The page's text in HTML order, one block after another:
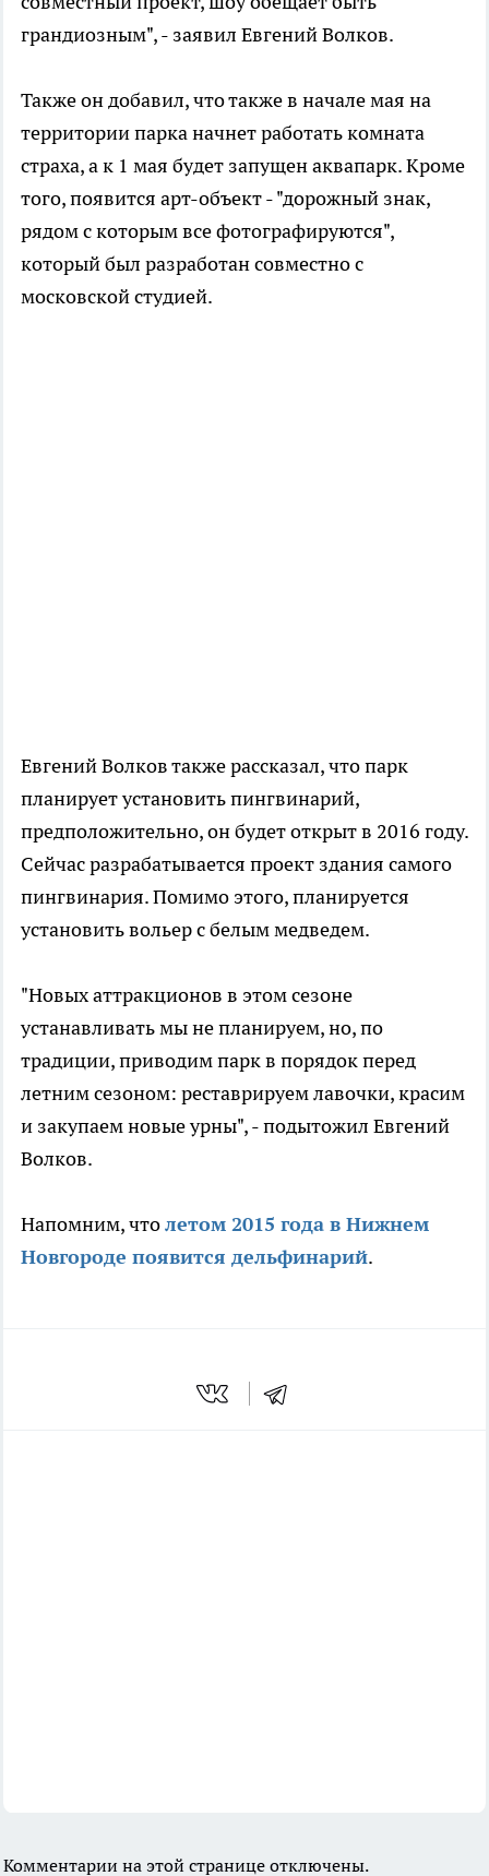
грандиозным", - заявил Евгений Волков.
Также он добавил, что также в начале мая на
территории парка начнет работать комната
страха, а к 1 мая будет запущен аквапарк. Кроме
того, появится арт-объект - "дорожный знак,
рядом с которым все фотографируются",
который был разработан совместно с
московской студией.
Евгений Волков также рассказал, что парк
планирует установить пингвинарий,
предположительно, он будет открыт в 2016 году.
Сейчас разрабатывается проект здания самого
пингвинария. Помимо этого, планируется
установить вольер с белым медведем.
"Новых аттракционов в этом сезоне
устанавливать мы не планируем, но, по
традиции, приводим парк в порядок перед
летним сезоном: реставрируем лавочки, красим
и закупаем новые урны", - подытожил Евгений
Волков.
Напомним, чтолетом 2015 года в Нижнем
Новгороде появится дельфинарий.
Комментарии на этой странице отключены.